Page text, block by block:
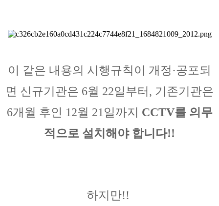
이 같은 내용의 시행규칙이 개정·공포되
면 신규기관은 6월 22일부터, 기존기관은
6개월 후인 12월 21일까지 CCTV를 의무
적으로 설치해야 합니다!!
하지만!!